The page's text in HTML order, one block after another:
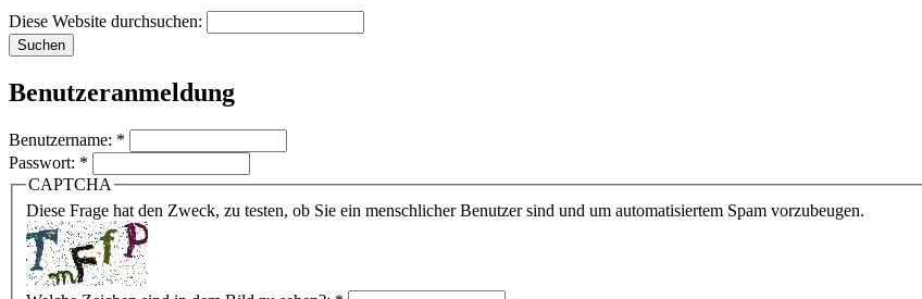
Diese Website durchsuchen:
Benutzeranmeldung
Benutzername: *
Passwort: *
CAPTCHA
Diese Frage hat den Zweck, zu testen, ob Sie ein menschlicher Benutzer sind und um automatisiertem Spam vorzubeugen.